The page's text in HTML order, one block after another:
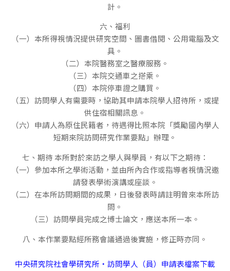
計。
六、福利
（一）本所得視情況提供研究空間、圖書借閱、公用電腦及文
具。
（二）本院醫務室之醫療服務。
（三）本院交通車之搭乘。
（四）本院停車證之購買。
（五）訪問學人有需要時，協助其申請本院學人招待所，或提
供住宿相關訊息。
（六）申請人為原住民籍者，待遇得比照本院「獎勵國內學人
短期來院訪問研究作業要點」辦理。
七、期待 本所對於來訪之學人與學員，有以下之期待：
（一）參加本所之學術活動，並由所內合作或指導者視情況邀
請發表學術演講或座談。
（二）在本所訪問期間的成果，日後發表時請註明曾來本所訪
問。
（三）訪問學員完成之博士論文，應送本所一本。
八、本作業要點經所務會議通過後實施，修正時亦同。
中央研究院社會學研究所‧訪問學人（員）申請表檔案下載